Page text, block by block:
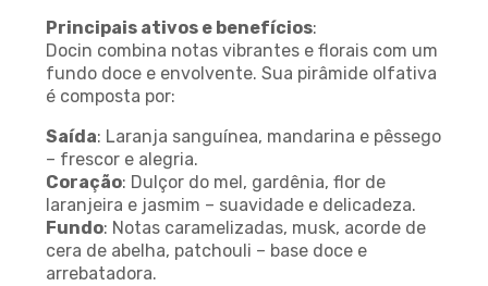
Principais ativos e benefícios:
Docin combina notas vibrantes e florais com um
fundo doce e envolvente. Sua pirâmide olfativa
é composta por:
Saída: Laranja sanguínea, mandarina e pêssego
– frescor e alegria.
Coração: Dulçor do mel, gardênia, flor de
laranjeira e jasmim – suavidade e delicadeza.
Fundo: Notas caramelizadas, musk, acorde de
cera de abelha, patchouli – base doce e
arrebatadora.